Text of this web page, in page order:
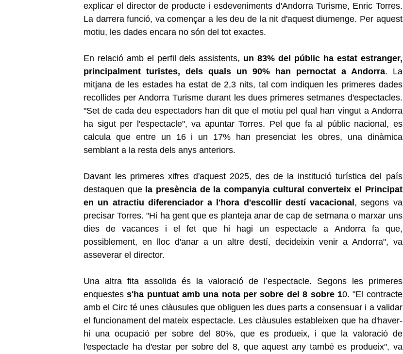
explicar el director de producte i esdeveniments d'Andorra Turisme, Enric Torres.
La darrera funció, va començar a les deu de la nit d'aquest diumenge. Per aquest
motiu, les dades encara no són del tot exactes.
En relació amb el perfil dels assistents, un 83% del públic ha estat estranger,
principalment turistes, dels quals un 90% han pernoctat a Andorra. La
mitjana de les estades ha estat de 2,3 nits, tal com indiquen les primeres dades
recollides per Andorra Turisme durant les dues primeres setmanes d'espectacles.
"Set de cada deu espectadors han dit que el motiu pel qual han vingut a Andorra
ha sigut per l'espectacle", va apuntar Torres. Pel que fa al públic nacional, es
calcula que entre un 16 i un 17% han presenciat les obres, una dinàmica
semblant a la resta dels anys anteriors.
Davant les primeres xifres d'aquest 2025, des de la institució turística del país
destaquen quela presència de la companyia cultural converteix el Principat
en un atractiu diferenciador a l'hora d'escollir destí vacacional, segons va
precisar Torres. "Hi ha gent que es planteja anar de cap de setmana o marxar uns
dies de vacances i el fet que hi hagi un espectacle a Andorra fa que,
possiblement, en lloc d'anar a un altre destí, decideixin venir a Andorra", va
asseverar el director.
Una altra fita assolida és la valoració de l’espectacle. Segons les primeres
enquestess'ha puntuat amb una nota per sobre del 8 sobre 10. "El contracte
amb el Circ té unes clàusules que obliguen les dues parts a consensuar i a validar
el funcionament del mateix espectacle. Les clàusules estableixen que ha d'haver-
hi una ocupació per sobre del 80%, que es produeix, i que la valoració de
l'espectacle ha d'estar per sobre del 8, que aquest any també es produeix", va